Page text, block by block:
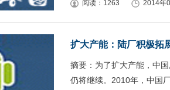
阅读：1263 2014年
扩大产能：陆厂积极拓
摘要：为了扩大产能，中
仍将继续。2010年，中国